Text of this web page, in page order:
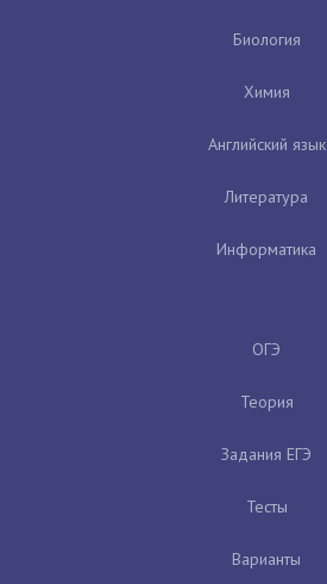
Биология
Химия
Английский язык
Литература
Информатика
ОГЭ
Теория
Задания ЕГЭ
Тесты
Варианты